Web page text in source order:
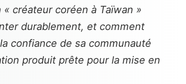
créateur coréen à Taïwan »
durablement, et comment
confiance de sa communauté
produit prête pour la mise en